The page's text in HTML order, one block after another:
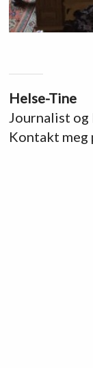
Helse-Tine
Journalist og
Kontakt meg